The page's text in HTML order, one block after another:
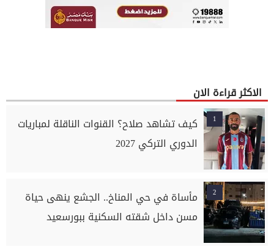
الاكثر قراءة الان
1
كيف تشاهد صلاح؟ القنوات الناقلة لمباريات
الدوري التركي 2027
2
مأساة في حي المناخ.. الجشع ينهى حياة
مسن داخل شقته السكنية ببورسعيد